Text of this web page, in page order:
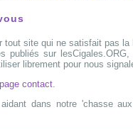
tout site qui ne satisfait pas
publiés sur
librement pour nous
page contact.
dans notre 'chasse